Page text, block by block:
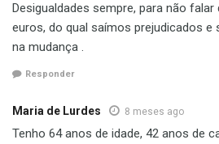
Desigualdades sempre, para não
euros, do qual saímos prejudicados e
na mudança .
Responder
Maria de Lurdes 8 meses ago
Tenho 64 anos de idade, 42 anos de